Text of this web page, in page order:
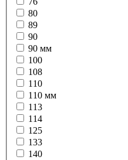
80
89
90
90 мм
100
108
110
110 мм
113
114
125
133
140